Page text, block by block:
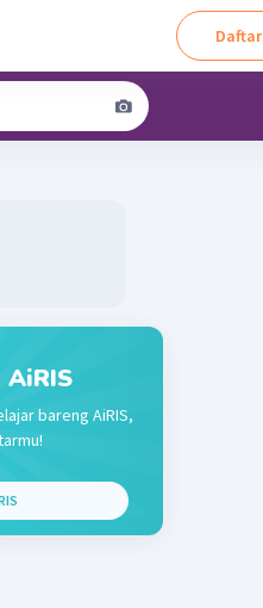
Daftar
AiRIS
bareng AiRIS,